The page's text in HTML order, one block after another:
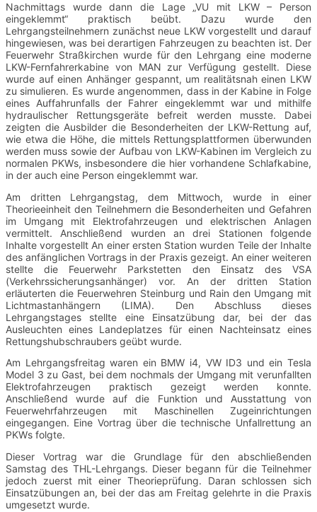
Nachmittags wurde dann die Lage „VU mit LKW – Person
eingeklemmt“ praktisch beübt. Dazu wurde den
Lehrgangsteilnehmern zunächst neue LKW vorgestellt und darauf
hingewiesen, was bei derartigen Fahrzeugen zu beachten ist. Der
Feuerwehr Straßkirchen wurde für den Lehrgang eine moderne
LKW-Fernfahrerkabine von MAN zur Verfügung gestellt. Diese
wurde auf einen Anhänger gespannt, um realitätsnah einen LKW
zu simulieren. Es wurde angenommen, dass in der Kabine in Folge
eines Auffahrunfalls der Fahrer eingeklemmt war und mithilfe
hydraulischer Rettungsgeräte befreit werden musste. Dabei
zeigten die Ausbilder die Besonderheiten der LKW-Rettung auf,
wie etwa die Höhe, die mittels Rettungsplattformen überwunden
werden muss sowie der Aufbau von LKW-Kabinen im Vergleich zu
normalen PKWs, insbesondere die hier vorhandene Schlafkabine,
in der auch eine Person eingeklemmt war.
Am dritten Lehrgangstag, dem Mittwoch, wurde in einer
Theorieeinheit den Teilnehmern die Besonderheiten und Gefahren
im Umgang mit Elektrofahrzeugen und elektrischen Anlagen
vermittelt. Anschließend wurden an drei Stationen folgende
Inhalte vorgestellt An einer ersten Station wurden Teile der Inhalte
des anfänglichen Vortrags in der Praxis gezeigt. An einer weiteren
stellte die Feuerwehr Parkstetten den Einsatz des VSA
(Verkehrssicherungsanhänger) vor. An der dritten Station
erläuterten die Feuerwehren Steinburg und Rain den Umgang mit
Lichtmastanhängern (LIMA). Den Abschluss dieses
Lehrgangstages stellte eine Einsatzübung dar, bei der das
Ausleuchten eines Landeplatzes für einen Nachteinsatz eines
Rettungshubschraubers geübt wurde.
Am Lehrgangsfreitag waren ein BMW i4, VW ID3 und ein Tesla
Model 3 zu Gast, bei dem nochmals der Umgang mit verunfallten
Elektrofahrzeugen praktisch gezeigt werden konnte.
Anschließend wurde auf die Funktion und Ausstattung von
Feuerwehrfahrzeugen mit Maschinellen Zugeinrichtungen
eingegangen. Eine Vortrag über die technische Unfallrettung an
PKWs folgte.
Dieser Vortrag war die Grundlage für den abschließenden
Samstag des THL-Lehrgangs. Dieser begann für die Teilnehmer
jedoch zuerst mit einer Theorieprüfung. Daran schlossen sich
Einsatzübungen an, bei der das am Freitag gelehrte in die Praxis
umgesetzt wurde.